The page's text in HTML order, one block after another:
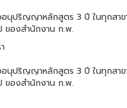
นุปริญญาหลักสูตร 3 ปี ในทุกสาข
ของสำนักงาน ก.พ.
นุปริญญาหลักสูตร 3 ปี ในทุกสาข
ของสำนักงาน ก.พ.